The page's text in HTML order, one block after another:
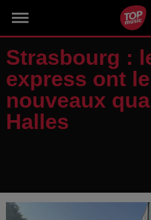
Strasbourg :
express ont
nouveaux
Halles